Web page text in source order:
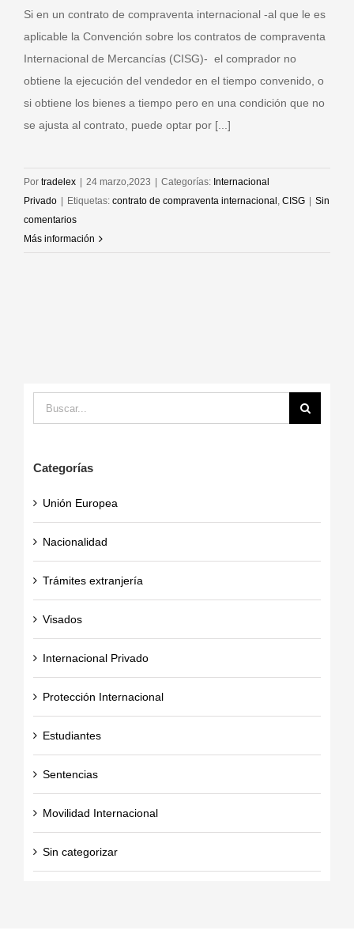
Si en un contrato de compraventa internacional -al que le es
aplicable la Convención sobre los contratos de compraventa
Internacional de Mercancías (CISG)- el comprador no
obtiene la ejecución del vendedor en el tiempo convenido, o
si obtiene los bienes a tiempo pero en una condición que no
se ajusta al contrato, puede optar por [...]
Por tradelex | 24 marzo,2023 | Categorías: Internacional
Privado | Etiquetas: contrato de compraventa internacional CISG | Sin
comentarios
Más información
Buscar:
Categorías
Unión Europea
Nacionalidad
Trámites extranjería
Visados
Internacional Privado
Protección Internacional
Estudiantes
Sentencias
Movilidad Internacional
Sin categorizar